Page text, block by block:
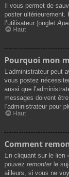
Il vous permet de
poster ultérieurement.
l’utilisateur (onglet
Haut
Pourquoi mon
L’administrateur peut
vous postez
aussi que
messages doivent
l’administrateur pour
Haut
Comment
En cliquant sur le lien
pouvez remonterle
ailleurs, si vous ne